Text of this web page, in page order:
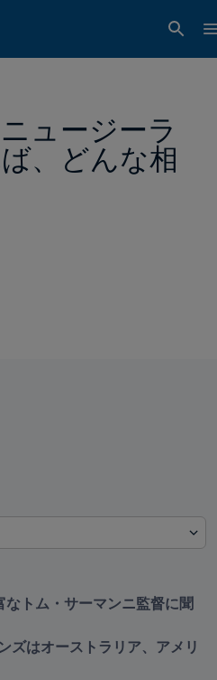
ュージーラ
、どんな相
トム・サーマンニ監督に聞
はオーストラリア、アメリ